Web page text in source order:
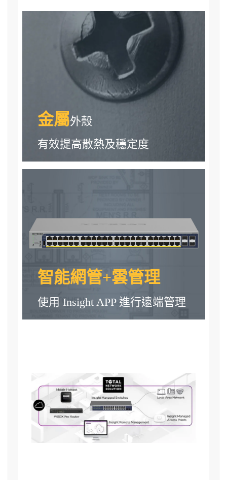
金屬外殼
有效提高散熱及穩定度
智能網管+雲管理
使用 Insight APP 進行遠端管理